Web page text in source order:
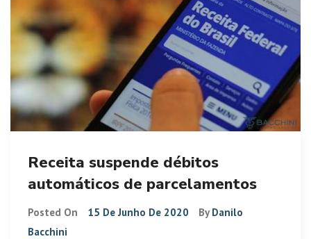
Receita suspende débitos
automáticos de parcelamentos
Posted On 15 De Junho De 2020 By Danilo
Bacchini